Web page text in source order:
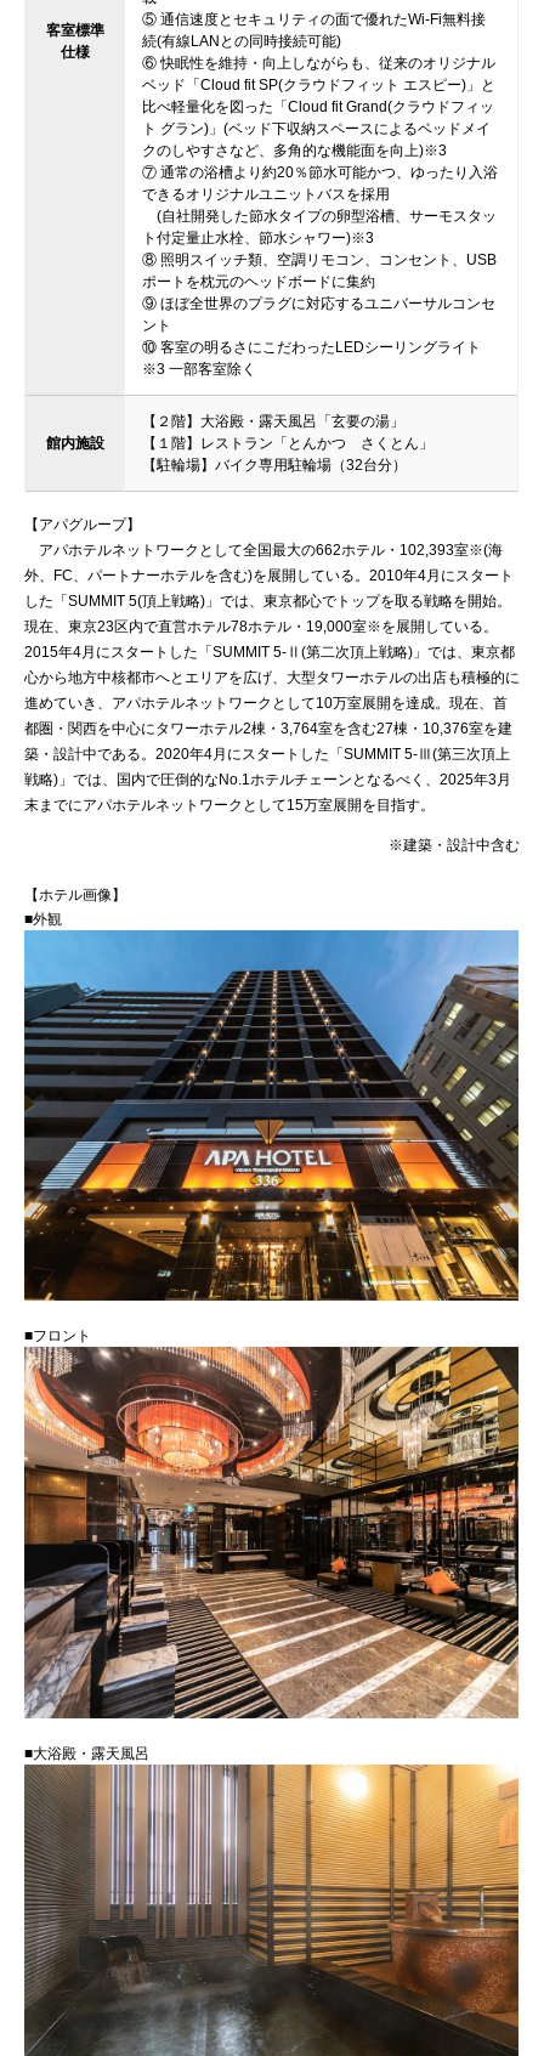
客室標準
仕様
⑤ 通信速度とセキュリティの面で優れたWi-Fi無料接
続(有線LANとの同時接続可能)
⑥ 快眠性を維持・向上しながらも、従来のオリジナル
ベッド「Cloud fit SP(クラウドフィット エスピー)」と
比べ軽量化を図った「Cloud fit Grand(クラウドフィッ
ト グラン)」(ベッド下収納スペースによるベッドメイ
クのしやすさなど、多角的な機能面を向上)※3
⑦ 通常の浴槽より約20％節水可能かつ、ゆったり入浴
できるオリジナルユニットバスを採用
(自社開発した節水タイプの卵型浴槽、サーモスタッ
ト付定量止水栓、節水シャワー)※3
⑧ 照明スイッチ類、空調リモコン、コンセント、USB
ポートを枕元のヘッドボードに集約
⑨ ほぼ全世界のプラグに対応するユニバーサルコンセ
ント
⑩ 客室の明るさにこだわったLEDシーリングライト
※3 一部客室除く
館内施設
【２階】大浴殿・露天風呂「玄要の湯」
【１階】レストラン「とんかつ さくとん」
【駐輪場】バイク専用駐輪場（32台分）
【アパグループ】
アパホテルネットワークとして全国最大の662ホテル・102,393室※(海
外、FC、パートナーホテルを含む)を展開している。2010年4月にスタート
した「SUMMIT 5(頂上戦略)」では、東京都心でトップを取る戦略を開始。
現在、東京23区内で直営ホテル78ホテル・19,000室※を展開している。
2015年4月にスタートした「SUMMIT 5-Ⅱ(第二次頂上戦略)」では、東京都
心から地方中核都市へとエリアを広げ、大型タワーホテルの出店も積極的に
進めていき、アパホテルネットワークとして10万室展開を達成。現在、首
都圏・関西を中心にタワーホテル2棟・3,764室を含む27棟・10,376室を建
築・設計中である。2020年4月にスタートした「SUMMIT 5-Ⅲ(第三次頂上
戦略)」では、国内で圧倒的なNo.1ホテルチェーンとなるべく、2025年3月
末までにアパホテルネットワークとして15万室展開を目指す。
※建築・設計中含む
【ホテル画像】
■外観
■フロント
■大浴殿・露天風呂